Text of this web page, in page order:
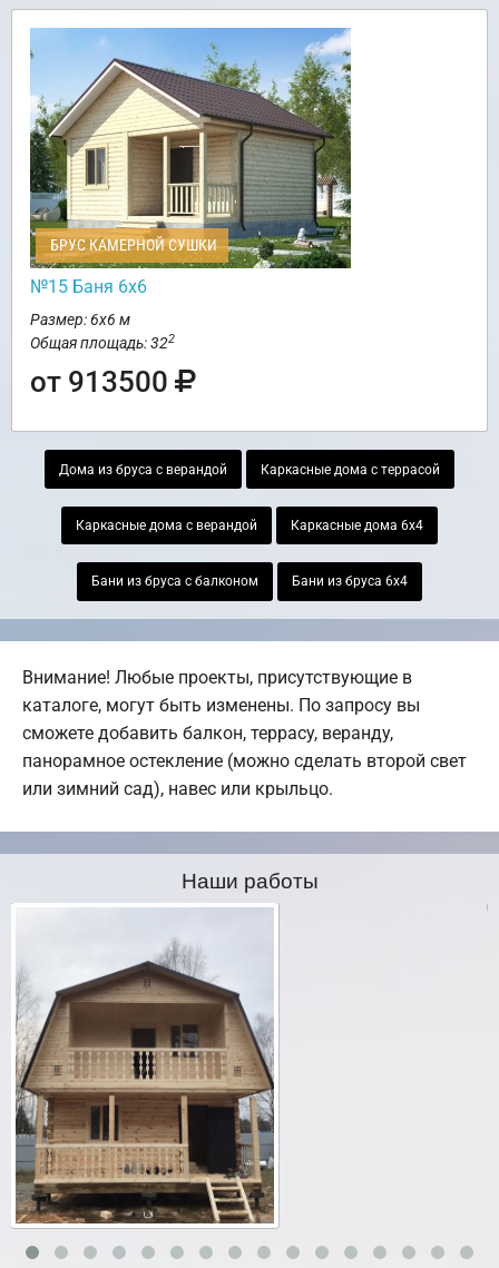
БРУС КАМЕРНОЙ СУШКИ
№15 Баня 6х6
Размер: 6х6 м
Общая площадь: 322
от 913500
Дома из бруса с верандой Каркасные дома с террасой
Каркасные дома с верандой Каркасные дома 6х4
Бани из бруса с балконом Бани из бруса 6х4
Внимание! Любые проекты, присутствующие в
каталоге, могут быть изменены. По запросу вы
сможете добавить балкон, террасу, веранду,
панорамное остекление (можно сделать второй свет
или зимний сад), навес или крыльцо.
Наши работы